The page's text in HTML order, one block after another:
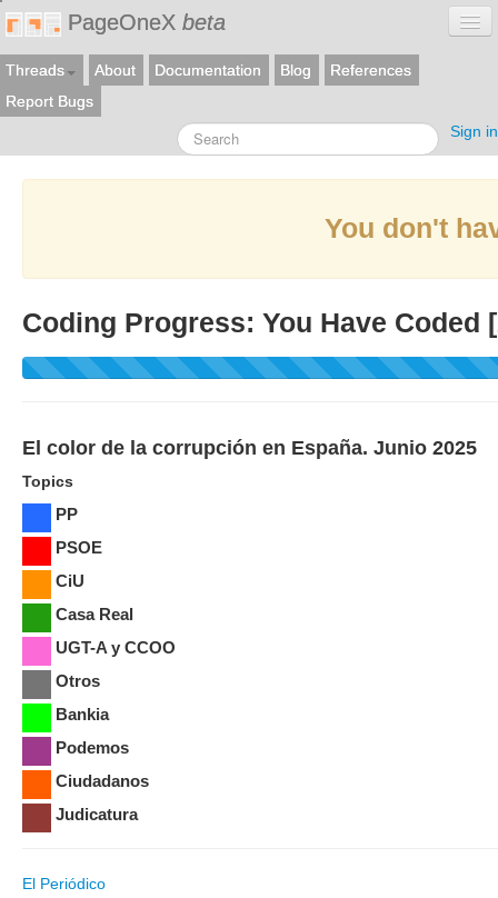
PageOneX beta
Threads About Documentation Blog
References
Report Bugs
Sign in
You don't
Coding Progress: You Have Coded [
El color de la corrupción en España. Junio 2025
Topics
PP
PSOE
CiU
Casa Real
UGT-A y CCOO
Otros
Bankia
Podemos
Ciudadanos
Judicatura
El Periódico